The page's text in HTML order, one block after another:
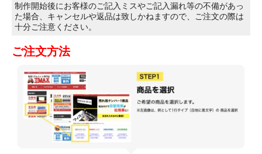
制作開始後にお客様のご記入ミスやご記入漏れ等の不備があっ
た場合、キャンセルや返品は致しかねますので、ご注文の際は
十分ご注意ください。
ご注文方法